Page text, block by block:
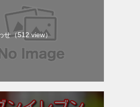
せ（512 view）